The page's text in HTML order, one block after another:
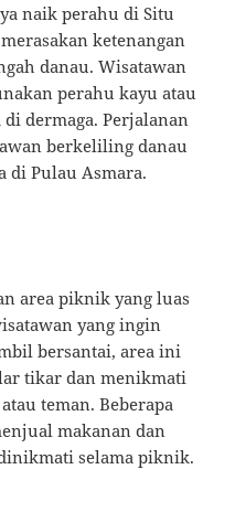
naik perahu di Situ
ketenangan
danau. Wisatawan
perahu kayu atau
dermaga. Perjalanan
berkeliling danau
di Pulau Asmara.
area piknik yang luas
yang ingin
bersantai, area ini
tikar dan menikmati
teman. Beberapa
makanan dan
selama piknik.